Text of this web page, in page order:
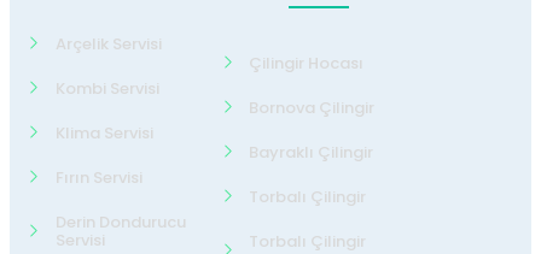
Arçelik Servisi
Kombi Servisi
Klima Servisi
Fırın Servisi
Derin Dondurucu
Servisi
Çilingir Hocası
Bornova Çilingir
Bayraklı Çilingir
Torbalı Çilingir
Torbalı Çilingir